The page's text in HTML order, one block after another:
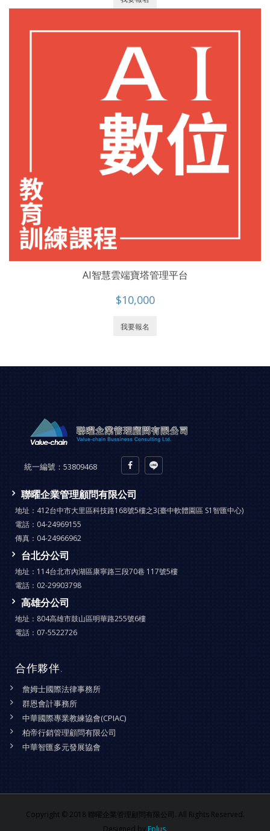
AI智慧雲端寶塔管理平台
$10,000
我要報名
統一編號： 53809468
聯曜企業管理顧問有限公司
地址： 412台中市大里區科技路168號5樓之3(臺中軟體園區 S1智匯中心)
電話： 04-24969155
傳真： 04-24966962
台北分公司
地址： 114台北市內湖區康寧路三段70巷 117號5樓
電話： 02-29903798
高雄分公司
地址： 804高雄市鼓山區明華路255號6樓
電話： 07-5522726
合作夥伴.
詹姆士國際法律事務所
群恩會計事務所
中華國際專業教練協會(CPIAC)
柏帝行銷管理顧問有限公司
中華智匯多元發展協會
Copyright © 2018 聯曜企業管理顧問有限公司. All Rights Reserved.
Designed by Eplus.